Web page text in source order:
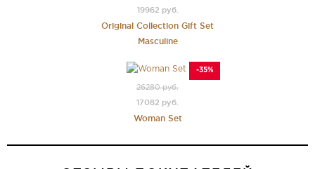
19962 руб.
Original Collection Gift Set
Masculine
-35%
26280 руб.
17082 руб.
Woman Set